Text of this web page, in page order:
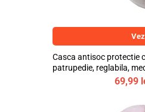
Casca antisoc protectie
patrupedie, reglabila,
69,99